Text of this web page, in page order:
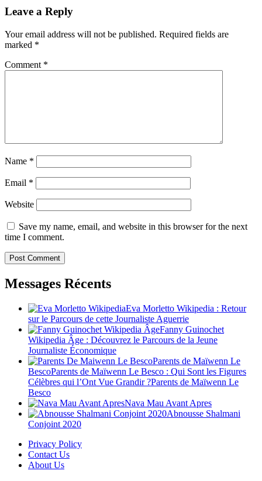
Leave a Reply
Your email address will not be published. Required fields are
marked *
Comment *
Name *
Email *
Website
Save my name, email, and website in this browser for the next
time I comment.
Messages Récents
Eva Morletto Wikipedia : Retour
sur le Parcours de cette Journaliste Aguerrie
Fanny Guinochet
Wikipedia Âge : Découvrez le Parcours de la Jeune
Journaliste Économique
Parents de Maïwenn Le
BescoParents de Maïwenn Le Besco : Qui Sont les Figures
Célèbres qui l’Ont Vue Grandir ?Parents de Maïwenn Le
Besco
Nava Mau Avant Apres
Abnousse Shalmani
Conjoint 2020
Privacy Policy
Contact Us
About Us